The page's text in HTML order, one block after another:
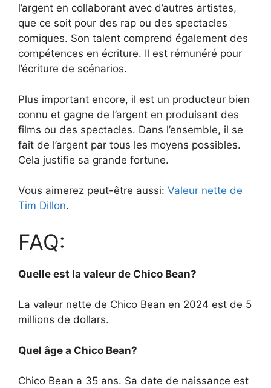
l’argent en collaborant avec d’autres artistes,
que ce soit pour des rap ou des spectacles
comiques. Son talent comprend également des
compétences en écriture. Il est rémunéré pour
l’écriture de scénarios.
Plus important encore, il est un producteur bien
connu et gagne de l’argent en produisant des
films ou des spectacles. Dans l’ensemble, il se
fait de l’argent par tous les moyens possibles.
Cela justifie sa grande fortune.
Vous aimerez peut-être aussi: Valeur nette de
Tim Dillon.
FAQ:
Quelle est la valeur de Chico Bean?
La valeur nette de Chico Bean en 2024 est de 5
millions de dollars.
Quel âge a Chico Bean?
Chico Bean a 35 ans. Sa date de naissance est